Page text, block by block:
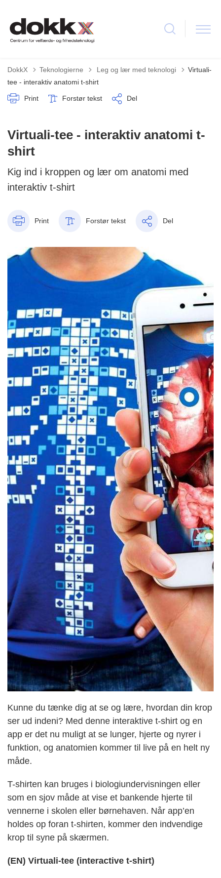
DokkX Teknologierne Tilbage til
Leg og lær med teknologi
Virtuali-
tee - interaktiv anatomi t-shirt
Print Forstør tekst Del
Virtuali-tee - interaktiv anatomi t-
shirt
Kig ind i kroppen og lær om anatomi med
interaktiv t-shirt
Print Forstør tekst Del
Kunne du tænke dig at se og lære, hvordan din krop
ser ud indeni? Med denne interaktive t-shirt og en
app er det nu muligt at se lunger, hjerte og nyrer i
funktion, og anatomien kommer til live på en helt ny
måde.
T-shirten kan bruges i biologiundervisningen eller
som en sjov måde at vise et bankende hjerte til
vennerne i skolen eller børnehaven. Når app’en
holdes op foran t-shirten, kommer den indvendige
krop til syne på skærmen.
(EN) Virtuali-tee (interactive t-shirt)